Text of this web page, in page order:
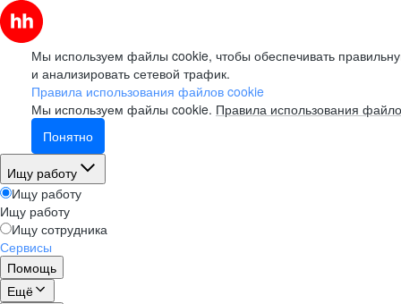
Мы используем файлы cookie, чтобы обеспечивать
и анализировать сетевой трафик.
Правила использования файлов cookie
Мы используем файлы cookie. Правила использования
Понятно
Ищу работу
Ищу работу
Ищу работу
Ищу сотрудника
Сервисы
Помощь
Ещё